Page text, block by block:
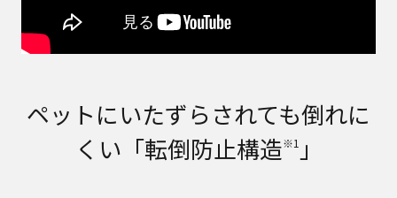
ペットにいたずらされても倒れに
くい「転倒防止構造※1 」